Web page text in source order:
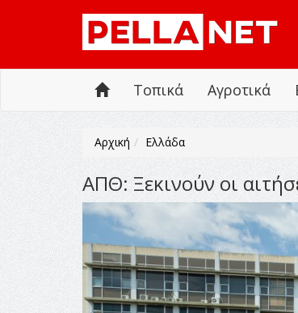
Τοπικά Αγροτικά
Αρχική Ελλάδα
ΑΠΘ: Ξεκινούν οι